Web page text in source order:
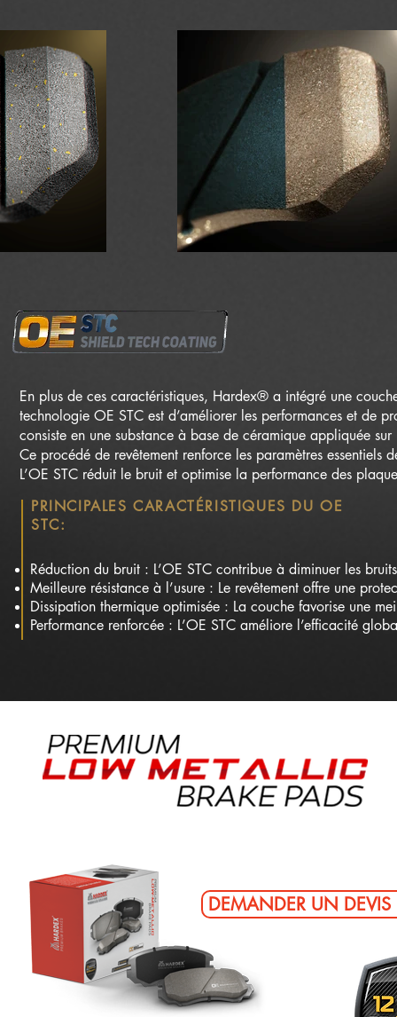
En plus de ces caractéristiques, Hardex® a intégré une
technologie OE STC est d’améliorer les performances et de
consiste en une substance à base de céramique appliquée
Ce procédé de revêtement renforce les paramètres essentiels
L’OE STC réduit le bruit et optimise la performance des
PRINCIPALES CARACTÉRISTIQUES DU OE
STC:
Réduction du bruit : L’OE STC contribue à diminuer les
Meilleure résistance à l’usure : Le revêtement offre une
Dissipation thermique optimisée : La couche favorise une
Performance renforcée : L’OE STC améliore l’efficacité
DEMANDER UN DEVIS